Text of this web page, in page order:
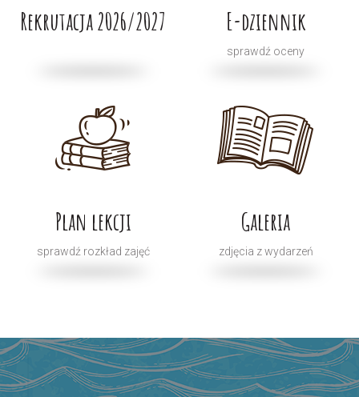
Rekrutacja 2026/2027 E-dziennik
sprawdź oceny
Plan lekcji
sprawdź rozkład zajęć
Galeria
zdjęcia z wydarzeń